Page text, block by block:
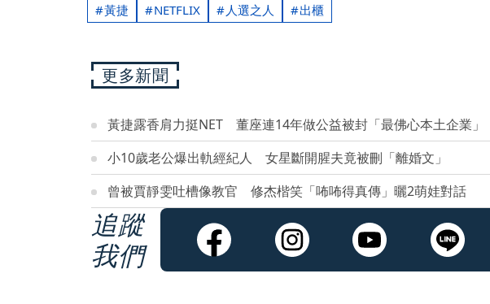
黃捷 NETFLIX 人選之人 出櫃
更多新聞
黃捷露香肩力挺NET 董座連14年做公益被封「最佛心本土企業」
小10歲老公爆出軌經紀人 女星斷開腥夫竟被刪「離婚文」
曾被賈靜雯吐槽像教官 修杰楷笑「咘咘得真傳」曬2萌娃對話
追蹤
我們